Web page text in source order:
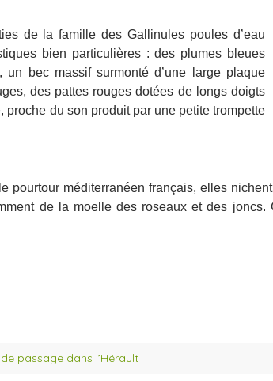
de la famille des Gallinules poules d’eau
bien particulières : des plumes bleues
bec massif surmonté d’une large plaque
des pattes rouges dotées de longs doigts
proche du son produit par une petite trompette
pourtour méditerranéen français, elles
de la moelle des roseaux et des
passage dans l’Hérault